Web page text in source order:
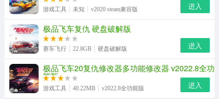
游戏工具 未知 v2020 steam兼容版 进入
极品飞车复仇 硬盘破解版
赛车飞行 22.8GB 硬盘破解版 进入
极品飞车20复仇修改器多功能修改器 v2022.8全功
能版
游戏工具 40.22MB v2022.8全功能版 进入